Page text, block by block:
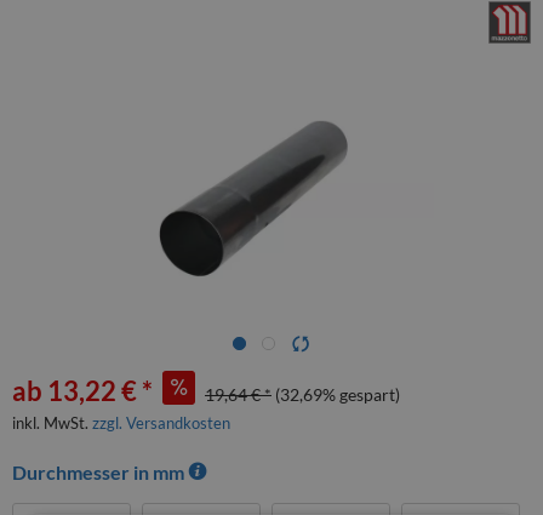
ab 13,22 € * 19,64 € * (32,69% gespart)
inkl. MwSt. zzgl. Versandkosten
Durchmesser in mm